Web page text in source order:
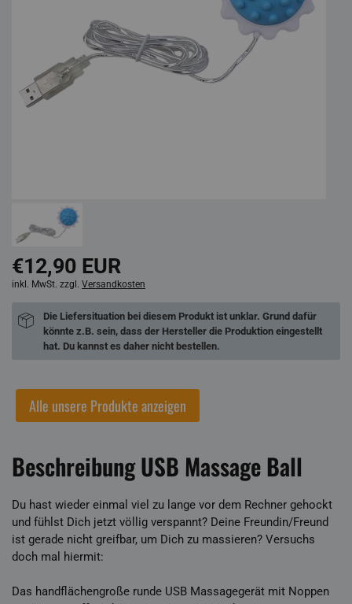
€12,90 EUR
inkl. MwSt. zzgl. Versandkosten
Die Liefersituation bei diesem Produkt ist unklar. Grund dafür
könnte z.B. sein, dass der Hersteller die Produktion eingestellt
hat. Du kannst es daher nicht bestellen.
Alle unsere Produkte anzeigen
Beschreibung USB Massage Ball
Du hast wieder einmal viel zu lange vor dem Rechner gehockt
und fühlst Dich jetzt völlig verspannt? Deine Freundin/Freund
ist gerade nicht greifbar, um Dich zu massieren? Versuchs
doch mal hiermit:
Das handflächengroße runde USB Massagegerät mit Noppen